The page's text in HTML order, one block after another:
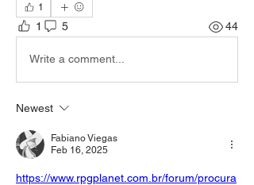
1
1 5 44
Write a comment...
Newest
Fabiano Viegas
Feb 16, 2025
https://www.rpgplanet.com.br/forum/procura